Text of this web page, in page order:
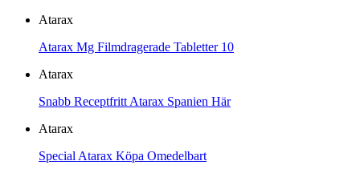
Atarax
Atarax Mg Filmdragerade Tabletter 10
Atarax
Snabb Receptfritt Atarax Spanien Här
Atarax
Special Atarax Köpa Omedelbart